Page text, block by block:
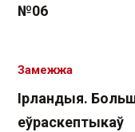
№06
Ірландыя.
еўраскептыкаў
Замежжа